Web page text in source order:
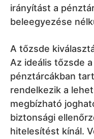
irányítást a
beleegyezése
A tőzsde
Az ideális tőzsde
pénztárcákban
rendelkezik a
megbízható
biztonsági
hitelesítést kínál.